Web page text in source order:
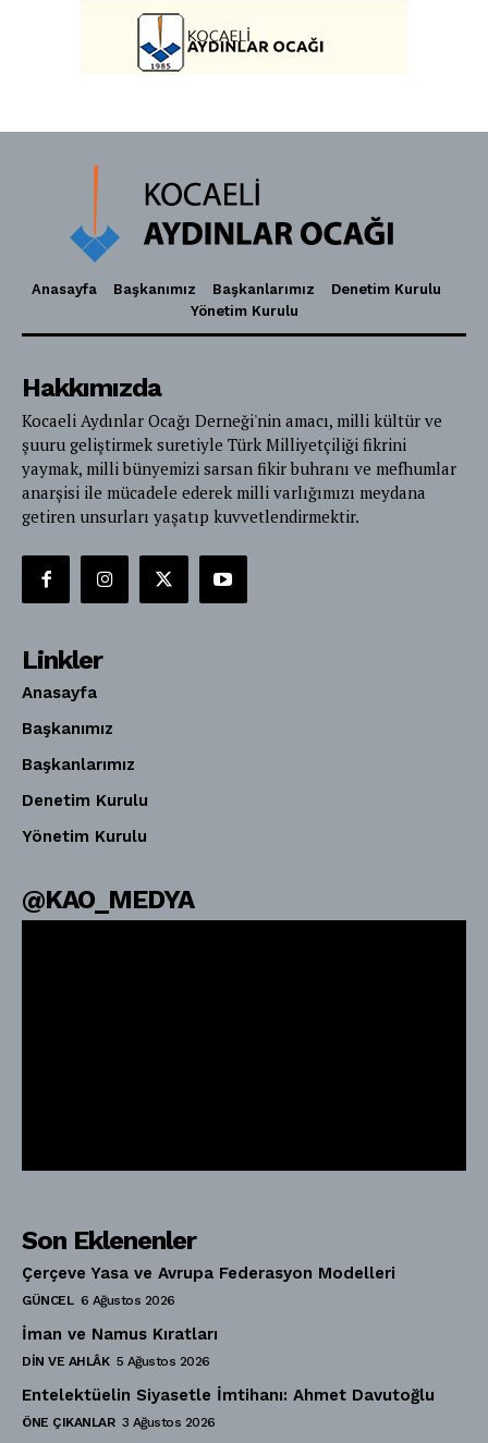
Anasayfa Başkanımız Başkanlarımız
Denetim Kurulu
Yönetim Kurulu
Hakkımızda
Kocaeli Aydınlar Ocağı Derneği'nin amacı, milli kültür ve
şuuru geliştirmek suretiyle Türk Milliyetçiliği fikrini
yaymak, milli bünyemizi sarsan fikir buhranı ve mefhumlar
anarşisi ile mücadele ederek milli varlığımızı meydana
getiren unsurları yaşatıp kuvvetlendirmektir.
Linkler
Anasayfa
Başkanımız
Başkanlarımız
Denetim Kurulu
Yönetim Kurulu
@KAO_MEDYA
Son Eklenenler
Çerçeve Yasa ve Avrupa Federasyon Modelleri
GÜNCEL 6 Ağustos 2026
İman ve Namus Kıratları
DIN VE AHLÂK 5 Ağustos 2026
Entelektüelin Siyasetle İmtihanı: Ahmet Davutoğlu
ÖNE ÇIKANLAR 3 Ağustos 2026